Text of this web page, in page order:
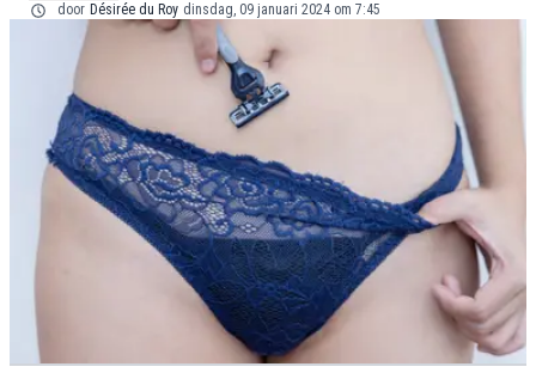
door Désirée du Roy dinsdag, 09 januari 2024 om 7:45